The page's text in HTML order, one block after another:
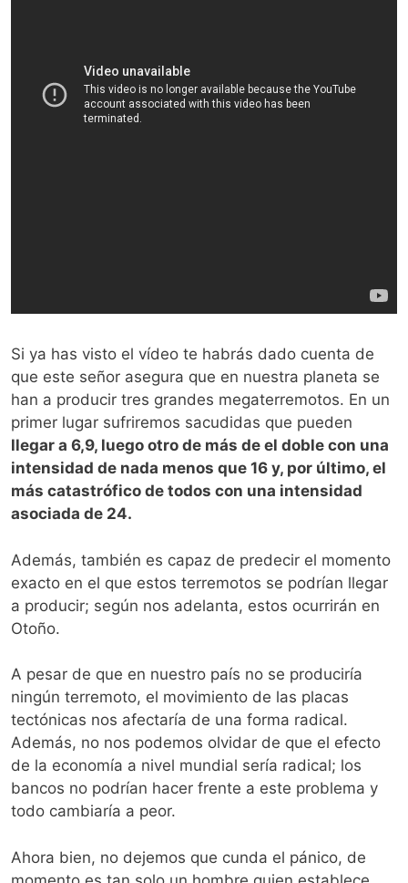
Si ya has visto el vídeo te habrás dado cuenta de
que este señor asegura que en nuestra planeta se
han a producir tres grandes megaterremotos. En un
primer lugar sufriremos sacudidas que pueden
llegar a 6,9, luego otro de más de el doble con una
intensidad de nada menos que 16 y, por último, el
más catastrófico de todos con una intensidad
asociada de 24.
Además, también es capaz de predecir el momento
exacto en el que estos terremotos se podrían llegar
a producir; según nos adelanta, estos ocurrirán en
Otoño.
A pesar de que en nuestro país no se produciría
ningún terremoto, el movimiento de las placas
tectónicas nos afectaría de una forma radical.
Además, no nos podemos olvidar de que el efecto
de la economía a nivel mundial sería radical; los
bancos no podrían hacer frente a este problema y
todo cambiaría a peor.
Ahora bien, no dejemos que cunda el pánico, de